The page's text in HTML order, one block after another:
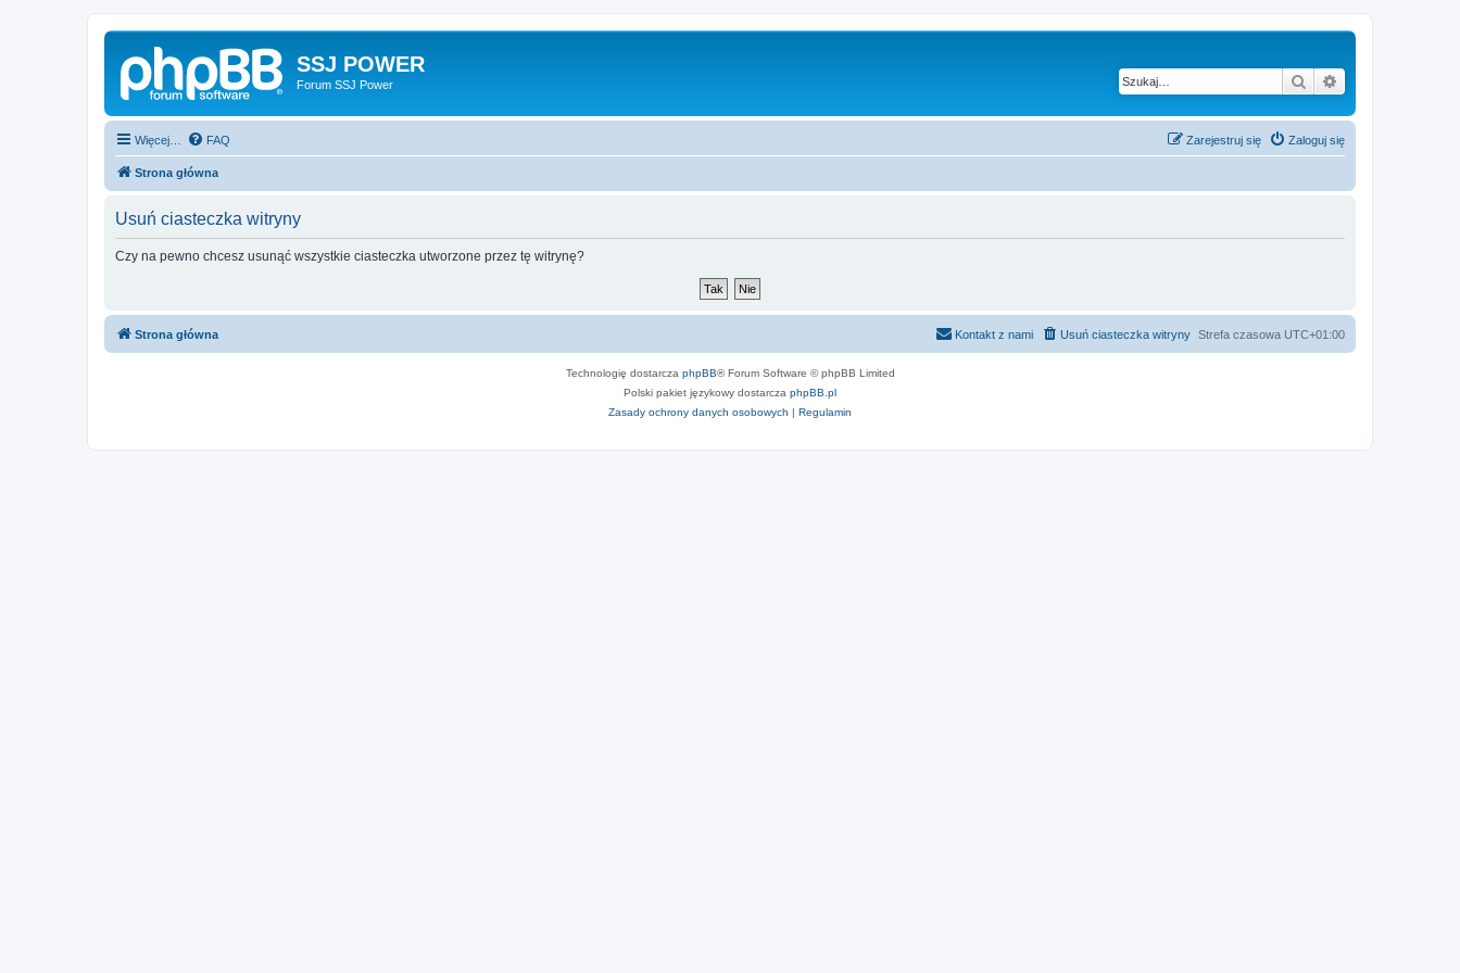
SSJ POWER
Forum SSJ Power Szukaj
Więcej… FAQ Zaloguj się
Zarejestruj się
Strona główna
Usuń ciasteczka witryny
Czy na pewno chcesz usunąć wszystkie ciasteczka utworzone przez tę witrynę?
Strona główna Strefa czasowa UTC+01:00
Usuń ciasteczka witryny
Kontakt z nami
Technologię dostarcza phpBB® Forum Software © phpBB Limited
Polski pakiet językowy dostarcza phpBB.pl
Zasady ochrony danych osobowych | Regulamin